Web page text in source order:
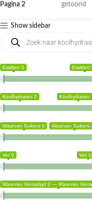
Pagina 2
getoond
Show sidebar
Eiwitten 0 Eiwitten
Koolhydraten 0 Koolhydraten
Waarvan Suikers 0 Waarvan Suikers
Vet 0 Vet
Waarvan Verzadigd 0 — Waarvan